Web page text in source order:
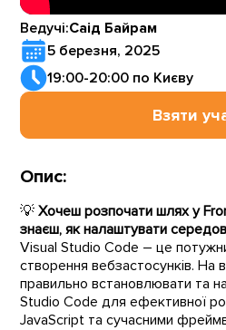
5 березня, 2025
19:00-20:00 по Києву
Ведучі:Саід Байрам
Взяти
Опис:
💡Хочеш розпочати шлях у
знаєш, як налаштувати
Visual Studio Code – це
створення вебзастосунків. На
правильно встановлювати та
Studio Code для ефективної
JavaScript та сучасними